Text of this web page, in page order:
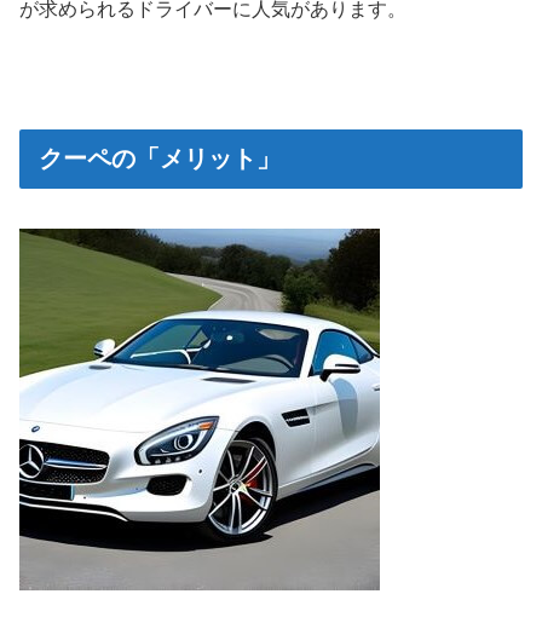
が求められるドライバーに人気があります。
クーペの「メリット」